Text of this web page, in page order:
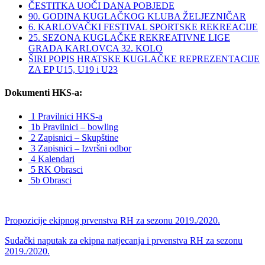
ČESTITKA UOČI DANA POBJEDE
90. GODINA KUGLAČKOG KLUBA ŽELJEZNIČAR
6. KARLOVAČKI FESTIVAL SPORTSKE REKREACIJE
25. SEZONA KUGLAČKE REKREATIVNE LIGE
GRADA KARLOVCA 32. KOLO
ŠIRI POPIS HRATSKE KUGLAČKE REPREZENTACIJE
ZA EP U15, U19 i U23
Dokumenti HKS-a:
1 Pravilnici HKS-a
1b Pravilnici – bowling
2 Zapisnici – Skupštine
3 Zapisnici – Izvršni odbor
4 Kalendari
5 RK Obrasci
5b Obrasci
Propozicije ekipnog prvenstva RH za sezonu 2019./2020.
Sudački naputak za ekipna natjecanja i prvenstva RH za sezonu
2019./2020.